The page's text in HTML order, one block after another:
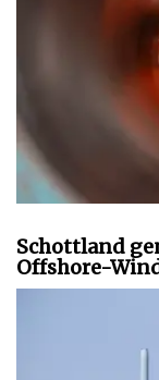
Schottland
Offshore-